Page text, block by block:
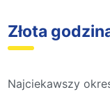
Złota
Najciekawszy